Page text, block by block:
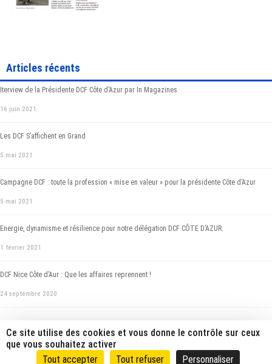
Articles récents
Iterview de la Présidente DCF Côte d’Azur par In Magazines
16 juin 2021
Les DCF S’affichent en Grand
5 mai 2021
Campagne DCF : toute la profession « mise en valeur » pour la présidente Côte d’Azur
5 mai 2021
Energie, dynamisme et résilience pour notre délégation DCF CÔTE D’AZUR.
1 février 2021
DCF Nice Côte d’Aur : Que les affaires reprennent !
24 septembre 2020
Copyright DCF Nice Côte d'Azur |Politique de confidentialité
Ce site utilise des cookies et vous donne le contrôle sur ceux
que vous souhaitez activer
Tout accepter
Tout refuser Personnaliser